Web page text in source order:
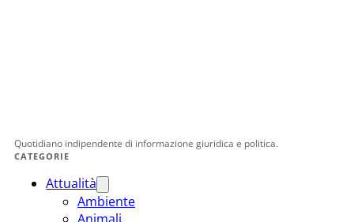
Quotidiano indipendente di informazione giuridica e politica.
CATEGORIE
Attualità
Ambiente
Animali